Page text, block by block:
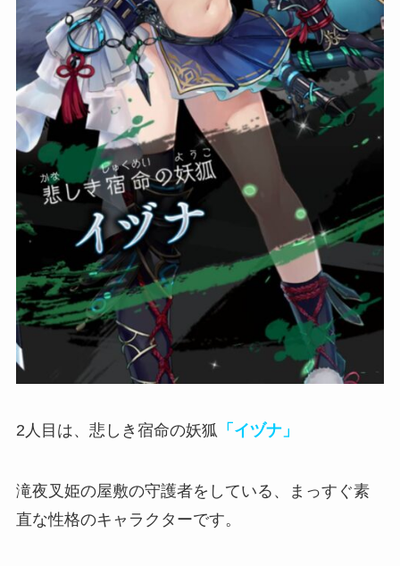
2人目は、悲しき宿命の妖狐 「イヅナ」
滝夜叉姫の屋敷の守護者をしている、
まっすぐ素
直な性格のキャラクターです。